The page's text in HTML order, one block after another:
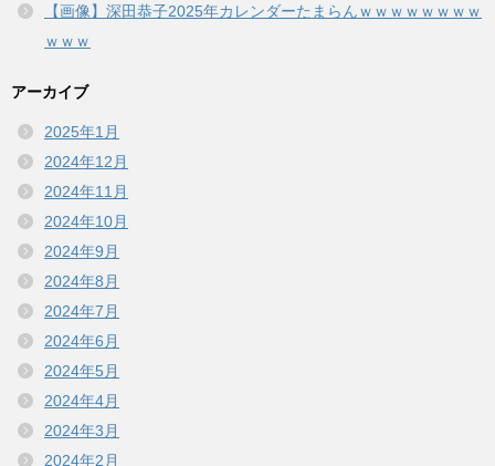
【画像】深田恭子2025年カレンダーたまらんｗｗｗｗｗｗｗｗ
ｗｗｗ
アーカイブ
2025年1月
2024年12月
2024年11月
2024年10月
2024年9月
2024年8月
2024年7月
2024年6月
2024年5月
2024年4月
2024年3月
2024年2月